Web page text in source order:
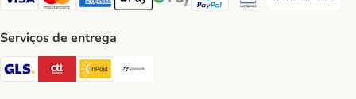
Visa Payment Method
Mastercard Payment Method
American Express Payment Method
Apple Pay Payment Method
Google Pay Payment Method
PayPal Payment Method
Multibanco Payment
Serviços de entrega
GLS Shipping Method
CTTExpress Shipping Method
InPost Shipping Method